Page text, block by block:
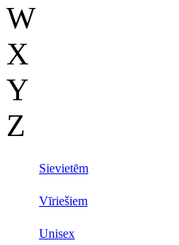
W
X
Y
Z
Sievietēm
Vīriešiem
Unisex